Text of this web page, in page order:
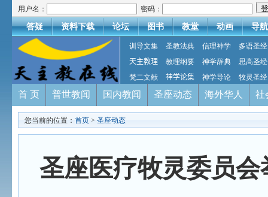
用户名： 密码：
答疑 资料下载 论坛 图书 教堂 动画 导航
训导文集 圣教法典 信理神学
多语圣经
天主教理
教理纲要 神学辞典
思高圣经
梵二文献
神学论集 神学导论 牧灵圣经
首 页 普世教闻 国内教闻 圣座动态 海外华人 社
您当前的位置： 首页 > 圣座动态
圣座医疗牧灵委员会